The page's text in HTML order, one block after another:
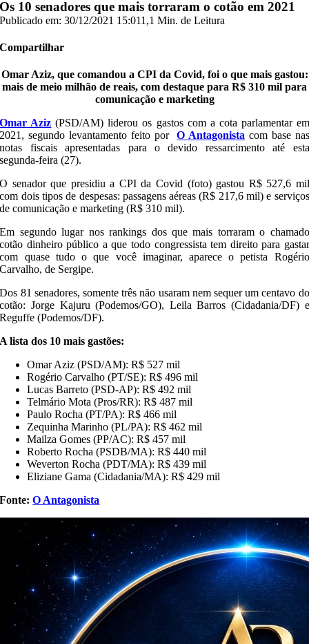
Os 10 senadores que mais torraram o cotão em 2021
Publicado em: 30/12/2021 15:011,1 Min. de Leitura
Compartilhar
Omar Aziz, que comandou a CPI da Covid, foi o que mais gastou:
mais de meio milhão de reais, com destaque para R$ 310 mil para
comunicação e marketing
Omar Aziz (PSD/AM) liderou os gastos com a cota parlamentar em
2021, segundo levantamento feito porO Antagonista com base nas
notas fiscais apresentadas para o devido ressarcimento até esta
segunda-feira (27).
O senador que presidiu a CPI da Covid (foto) gastou R$ 527,6 mil
com dois tipos de despesas: passagens aéreas (R$ 217,6 mil) e serviços
de comunicação e marketing (R$ 310 mil).
Em segundo lugar nos rankings dos que mais torraram o chamado
cotão dinheiro público a que todo congressista tem direito para gastar
com quase tudo o que você imaginar, aparece o petista Rogério
Carvalho, de Sergipe.
Dos 81 senadores, somente três não usaram nem sequer um centavo do
cotão: Jorge Kajuru (Podemos/GO), Leila Barros (Cidadania/DF) e
Reguffe (Podemos/DF).
A lista dos 10 mais gastões:
Omar Aziz (PSD/AM): R$ 527 mil
Rogério Carvalho (PT/SE): R$ 496 mil
Lucas Barreto (PSD-AP): R$ 492 mil
Telmário Mota (Pros/RR): R$ 487 mil
Paulo Rocha (PT/PA): R$ 466 mil
Zequinha Marinho (PL/PA): R$ 462 mil
Mailza Gomes (PP/AC): R$ 457 mil
Roberto Rocha (PSDB/MA): R$ 440 mil
Weverton Rocha (PDT/MA): R$ 439 mil
Eliziane Gama (Cidadania/MA): R$ 429 mil
Fonte:O Antagonista